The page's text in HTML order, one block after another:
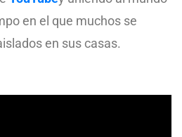
en el que muchos se
en sus casas.